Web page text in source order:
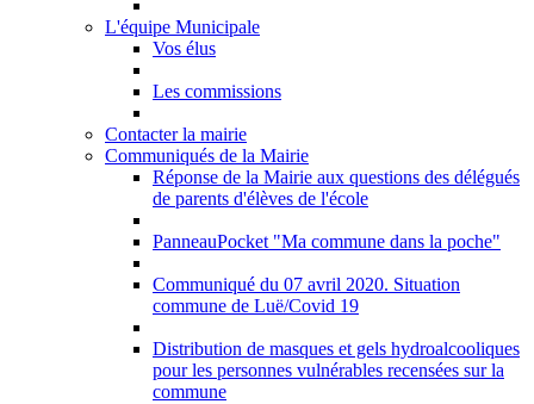
L'équipe Municipale
Vos élus
Les commissions
Contacter la mairie
Communiqués de la Mairie
Réponse de la Mairie aux questions des délégués
de parents d'élèves de l'école
PanneauPocket "Ma commune dans la poche"
Communiqué du 07 avril 2020. Situation
commune de Luë/Covid 19
Distribution de masques et gels hydroalcooliques
pour les personnes vulnérables recensées sur la
commune